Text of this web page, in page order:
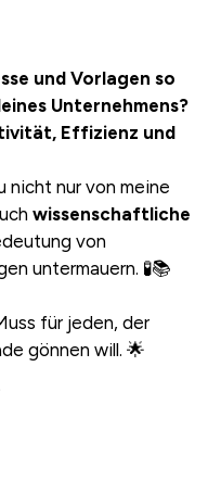
und Vorlagen so
Unternehmens?
Effizienz und
nicht nur von meine
wissenschaftliche
von
untermauern. 🧪📚
für jeden, der
gönnen will. 🌟